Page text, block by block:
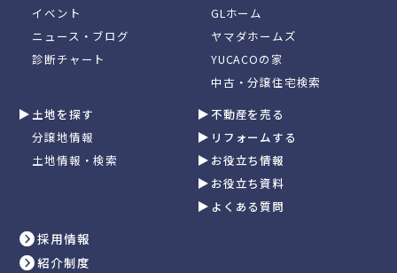
イベント
ニュース・ブログ
診断チャート
GLホーム
ヤマダホームズ
YUCACOの家
中古・分譲住宅検索
土地を探す
分譲地情報
土地情報・検索
不動産を売る
リフォームする
お役立ち情報
お役立ち資料
よくある質問
採用情報
紹介制度